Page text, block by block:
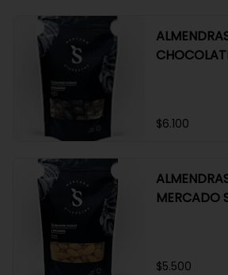
$6.100
MERCADO
$5.500